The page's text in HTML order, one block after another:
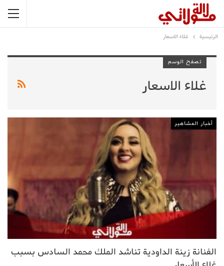
الرئيسية غلاء الاسعار
تصفح الوسم
غلاء الاسعار
أخبار المشاهير
الفنانة زينة الداودية تناشد الملك محمد السادس بسبب